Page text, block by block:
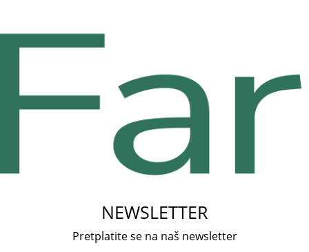
NEWSLETTER
Pretplatite se na naš newsletter